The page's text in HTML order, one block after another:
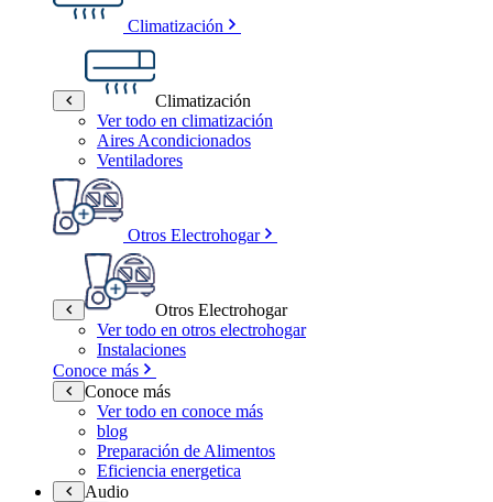
Climatización
Climatización
Ver todo en climatización
Aires Acondicionados
Ventiladores
Otros Electrohogar
Otros Electrohogar
Ver todo en otros electrohogar
Instalaciones
Conoce más
Conoce más
Ver todo en conoce más
blog
Preparación de Alimentos
Eficiencia energetica
Audio